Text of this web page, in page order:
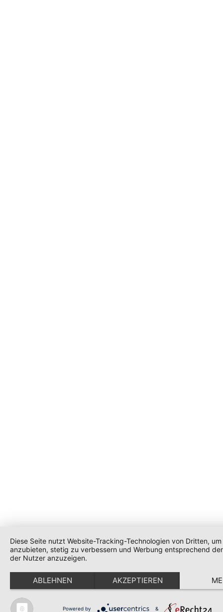
Diese Seite nutzt Website-Tracking-Technologien von Dritten,
anzubieten, stetig zu verbessern und Werbung entsprechend
der Nutzer anzuzeigen.
ABLEHNEN AKZEPTIEREN
Powered by &